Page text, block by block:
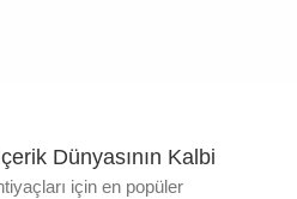
Dünyasının Kalbi
için en popüler